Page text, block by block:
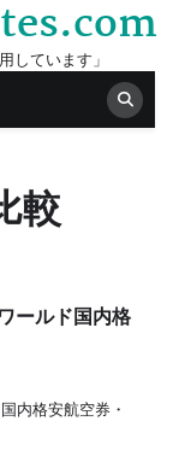
しています」
較
ールド国内格
内格安航空券・